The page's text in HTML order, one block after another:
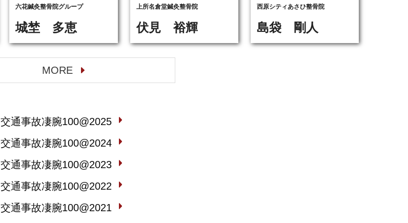
六花鍼灸整骨院グループ
城埜 多恵
上所名倉堂鍼灸整骨院
伏見 裕輝
西原シティあさひ整骨院
島袋 剛人
MORE
交通事故凄腕100@2025
交通事故凄腕100@2024
交通事故凄腕100@2023
交通事故凄腕100@2022
交通事故凄腕100@2021